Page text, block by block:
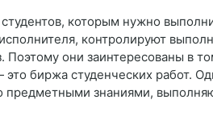
которым нужно
контролируют
Поэтому они заинтересованы в
биржа студенческих работ.
предметными знаниями,